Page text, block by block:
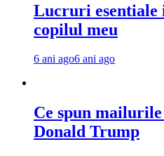
Lucruri esentiale
copilul meu
6 ani ago6 ani ago
Ce spun
Donald Trump